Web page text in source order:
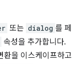
또는 dialog 를 페
속성을 추가합니다.
환을 이스케이프하고